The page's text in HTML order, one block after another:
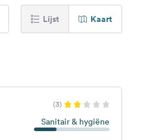
Lijst Kaart
(3)
Sanitair & hygiëne